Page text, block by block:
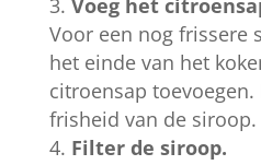
Voeg het
Voor een nog frissere
het einde van het
citroensap
frisheid van de siroop.
Filter de siroop.